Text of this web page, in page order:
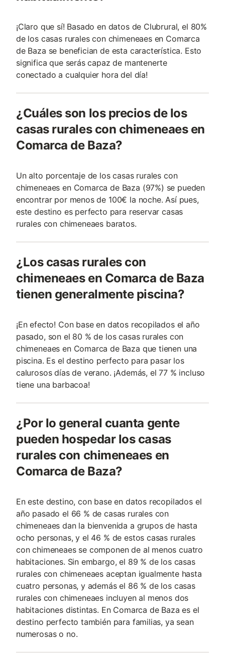
¡Claro que sí! Basado en datos de Clubrural, el 80%
de los casas rurales con chimeneaes en Comarca
de Baza se benefician de esta característica. Esto
significa que serás capaz de mantenerte
conectado a cualquier hora del día!
¿Cuáles son los precios de los
casas rurales con chimeneaes en
Comarca de Baza?
Un alto porcentaje de los casas rurales con
chimeneaes en Comarca de Baza (97%) se pueden
encontrar por menos de 100€ la noche. Así pues,
este destino es perfecto para reservar casas
rurales con chimeneaes baratos.
¿Los casas rurales con
chimeneaes en Comarca de Baza
tienen generalmente piscina?
¡En efecto! Con base en datos recopilados el año
pasado, son el 80 % de los casas rurales con
chimeneaes en Comarca de Baza que tienen una
piscina. Es el destino perfecto para pasar los
calurosos días de verano. ¡Además, el 77 % incluso
tiene una barbacoa!
¿Por lo general cuanta gente
pueden hospedar los casas
rurales con chimeneaes en
Comarca de Baza?
En este destino, con base en datos recopilados el
año pasado el 66 % de casas rurales con
chimeneaes dan la bienvenida a grupos de hasta
ocho personas, y el 46 % de estos casas rurales
con chimeneaes se componen de al menos cuatro
habitaciones. Sin embargo, el 89 % de los casas
rurales con chimeneaes aceptan igualmente hasta
cuatro personas, y además el 86 % de los casas
rurales con chimeneaes incluyen al menos dos
habitaciones distintas. En Comarca de Baza es el
destino perfecto también para familias, ya sean
numerosas o no.